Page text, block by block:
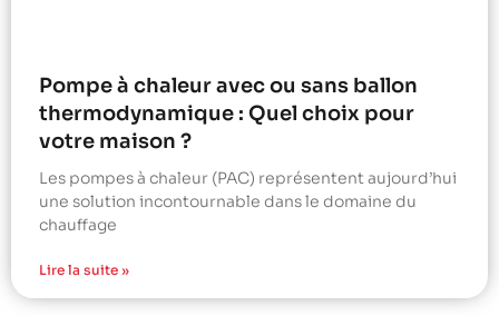
Pompe à chaleur avec ou sans ballon
thermodynamique : Quel choix pour
votre maison ?
Les pompes à chaleur (PAC) représentent aujourd’hui
une solution incontournable dans le domaine du
chauffage
Lire la suite »